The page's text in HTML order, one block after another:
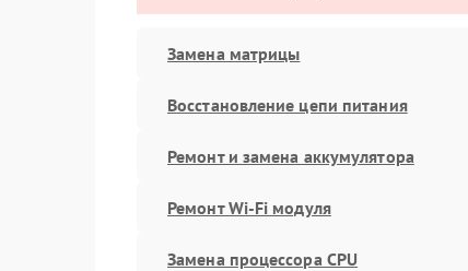
Замена матрицы
Восстановление цепи питания
Ремонт и замена аккумулятора
Ремонт Wi-Fi модуля
Замена процессора CPU